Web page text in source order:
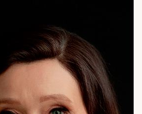
на годы. Счастье — это когда
с собой. Не с ожиданиями других,
— а с тем, кто вы есть.
Если хотите понять себя точнее —
с цифр.